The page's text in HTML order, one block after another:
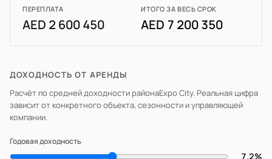
ПЕРЕПЛАТА
AED 2 600 450
ИТОГО ЗА ВЕСЬ СРОК
AED 7 200 350
ДОХОДНОСТЬ ОТ АРЕНДЫ
Расчёт по средней доходности районаExpo City. Реальная цифра
зависит от конкретного объекта, сезонности и управляющей
компании.
Годовая доходность
7.2%